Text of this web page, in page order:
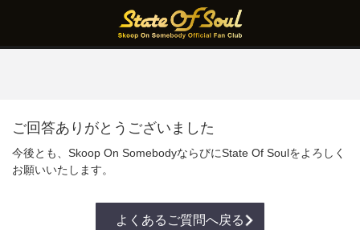
ご回答ありがとうございました
今後とも、Skoop On SomebodyならびにState Of Soulをよろしく
お願いいたします。
よくあるご質問へ戻る